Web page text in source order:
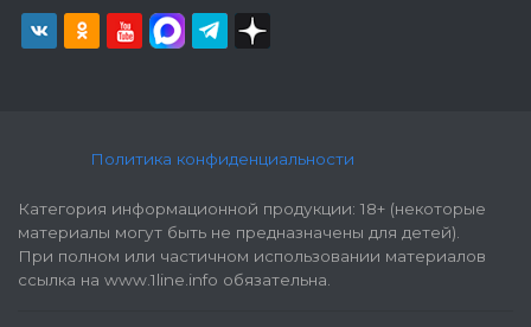
Политика конфиденциальности
Категория информационной продукции: 18+ (некоторые
материалы могут быть не предназначены для детей).
При полном или частичном использовании материалов
ссылка на www.1line.info обязательна.